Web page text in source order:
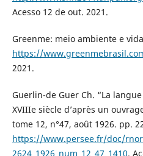
Acesso 12 de out. 2021.
Greenme: meio ambiente e
https://
2021.
Guerlin-de Guer Ch. “La
XVIIIe siècle d’après un
tome 12, n°47, août 1926. pp.
https://www.persee.fr/doc/
2624_1926_num_12_47_1410.